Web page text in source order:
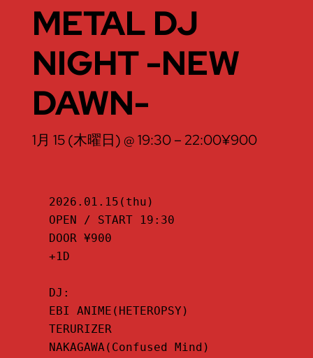
METAL DJ
NIGHT -NEW
DAWN-
1月 15 (木曜日) @ 19:30– 22:00¥900
2026.01.15(thu)
OPEN / START 19:30
DOOR ¥900
+1D
DJ:
EBI ANIME(HETEROPSY)
TERURIZER
NAKAGAWA(Confused Mind)